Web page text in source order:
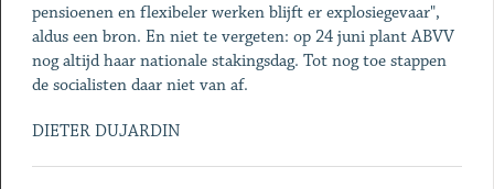
pensioenen en flexibeler werken blijft er explosiegevaar",
aldus een bron. En niet te vergeten: op 24 juni plant ABVV
nog altijd haar nationale stakingsdag. Tot nog toe stappen
de socialisten daar niet van af.
DIETER DUJARDIN